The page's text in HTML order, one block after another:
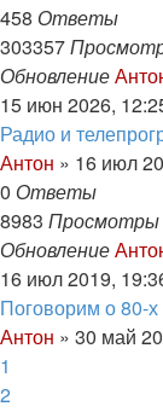
458 Ответы
303357
Обновление
15 июн 2026,
Радио и
Антон » 16 июл
0 Ответы
8983 Просмотры
Обновление
16 июл 2019,
Поговорим о 80-х
Антон » 30 май
1
2